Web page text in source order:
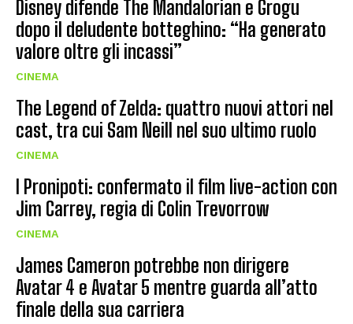
Disney difende The Mandalorian e Grogu
dopo il deludente botteghino: “Ha generato
valore oltre gli incassi”
CINEMA
The Legend of Zelda: quattro nuovi attori nel
cast, tra cui Sam Neill nel suo ultimo ruolo
CINEMA
I Pronipoti: confermato il film live-action con
Jim Carrey, regia di Colin Trevorrow
CINEMA
James Cameron potrebbe non dirigere
Avatar 4 e Avatar 5 mentre guarda all’atto
finale della sua carriera